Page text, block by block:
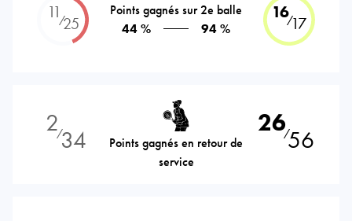
11⁄25
Points gagnés sur 2e balle
44 %
94 %
16⁄17
2⁄34
Points gagnés en retour de
service
26⁄56